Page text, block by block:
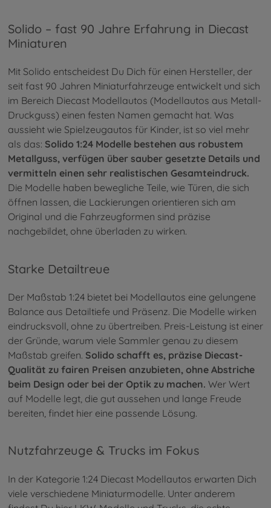
Solido – fast 90 Jahre Erfahrung in Diecast
Miniaturen
Mit Solido entscheidest Du Dich für einen Hersteller, der
seit fast 90 Jahren Miniaturfahrzeuge entwickelt und sich
im Bereich Diecast Modellautos (Modellautos aus Metall-
Druckguss) einen festen Namen gemacht hat. Was
aussieht wie Spielzeugautos für Kinder, ist so viel mehr
als das: Solido 1:24 Modelle bestehen aus robustem
Metallguss, verfügen über sauber gesetzte Details und
vermitteln einen sehr realistischen Gesamteindruck.
Die Modelle haben bewegliche Teile, wie Türen, die sich
öffnen lassen, die Lackierungen orientieren sich am
Original und die Fahrzeugformen sind präzise
nachgebildet, ohne überladen zu wirken.
Starke Detailtreue
Der Maßstab 1:24 bietet bei Modellautos eine gelungene
Balance aus Detailtiefe und Präsenz. Die Modelle wirken
eindrucksvoll, ohne zu übertreiben. Preis-Leistung ist einer
der Gründe, warum viele Sammler genau zu diesem
Maßstab greifen. Solido schafft es, präzise Diecast-
Qualität zu fairen Preisen anzubieten, ohne Abstriche
beim Design oder bei der Optik zu machen. Wer Wert
auf Modelle legt, die gut aussehen und lange Freude
bereiten, findet hier eine passende Lösung.
Nutzfahrzeuge & Trucks im Fokus
In der Kategorie 1:24 Diecast Modellautos erwarten Dich
viele verschiedene Miniaturmodelle. Unter anderem